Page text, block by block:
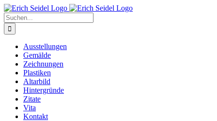
Zum
Inhalt
springen
Suche
nach:
Ausstellungen
Gemälde
Zeichnungen
Plastiken
Altarbild
Hintergründe
Zitate
Vita
Kontakt